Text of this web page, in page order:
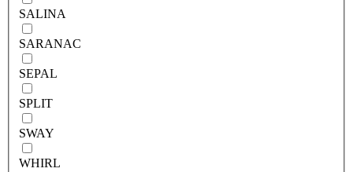
SALINA
SARANAC
SEPAL
SPLIT
SWAY
WHIRL